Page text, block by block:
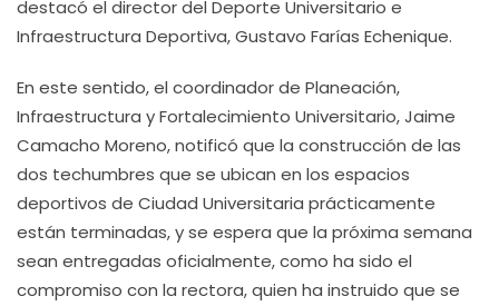
destacó el director del Deporte Universitario e
Infraestructura Deportiva, Gustavo Farías Echenique.
En este sentido, el coordinador de Planeación,
Infraestructura y Fortalecimiento Universitario, Jaime
Camacho Moreno, notificó que la construcción de las
dos techumbres que se ubican en los espacios
deportivos de Ciudad Universitaria prácticamente
están terminadas, y se espera que la próxima semana
sean entregadas oficialmente, como ha sido el
compromiso con la rectora, quien ha instruido que se